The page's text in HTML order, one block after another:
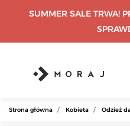
SUMMER SALE TRWA!
Strona główna Kobieta Odzież